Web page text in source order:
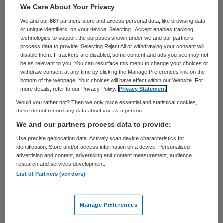
Zorgaanbieder Florence benoemt per 1
januari 2017 Daan Boot tot lid ad interim
van de raad van bestuur (rvb). In het
nieuwe jaar vormt hij samen met Niels Honig
de raad van bestuur van Florence.
Daan Boot is nog tot en met 31 december
rvb-lid bij ziekenhuis VieCuri. Zijn aanstelling
bij Florence is tot en met augustus 2017. De
verwachting is dat rond die tijd rvb-
voorzitter Jim van Geest voldoende zal zijn
volledig op te pakken. Van Geest heeft eind
2015 een ingrijpende operatie ondergaan en
We Care About Your Privacy
We and our887 partners store and access personal data, like browsing data
or unique identifiers, on your device. Selecting I Accept enables tracking
technologies to support the purposes shown under we and our partners
process data to provide. Selecting Reject All or withdrawing your consent will
disable them. If trackers are disabled, some content and ads you see may not
be as relevant to you. You can resurface this menu to change your choices or
withdraw consent at any time by clicking the Manage Preferences link on the
bottom of the webpage. Your choices will have effect within our Website. For
more details, refer to our Privacy Policy.
Privacy Statement
Would you rather not? Then we only place essential and statistical cookies,
these do not record any data about you as a person
We and our partners process data to provide:
Use precise geolocation data. Actively scan device characteristics for
identification. Store and/or access information on a device. Personalised
advertising and content, advertising and content measurement, audience
research and services development.
List of Partners (vendors)
Manage Preferences